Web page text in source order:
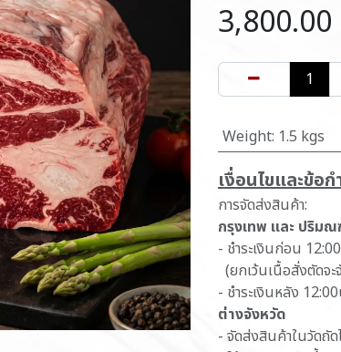
3,800.00
Weight: 1.5 kgs
เ​งื่อนไขและข้อ
การจัดส่งสินค้า:
กรุงเทพ และ ปริม
- ชำระเงินก่อน
(ยกเว้นเนื้อสั่งตัดจ
- ชำระเงินหลัง
ต่างจังหวัด
- จัดส่งสินค้าในวัดถัด